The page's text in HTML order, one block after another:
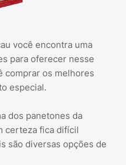
você encontra uma
para oferecer nesse
comprar os melhores
especial.
dos panetones da
certeza fica difícil
são diversas opções de